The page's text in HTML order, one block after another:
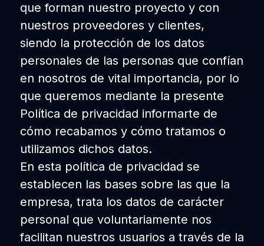
que forman nuestro proyecto y con
nuestros proveedores y clientes,
siendo la protección de los datos
personales de las personas que confían
en nosotros de vital importancia, por lo
que queremos mediante la presente
Política de privacidad informarte de
cómo recabamos y cómo tratamos o
utilizamos dichos datos.
En esta política de privacidad se
establecen las bases sobre las que la
empresa, trata los datos de carácter
personal que voluntariamente nos
facilitan nuestros usuarios a través de la